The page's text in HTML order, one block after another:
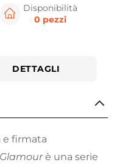
Disponibilità
0 pezzi
DETTAGLI
firmata
Glamourè una serie